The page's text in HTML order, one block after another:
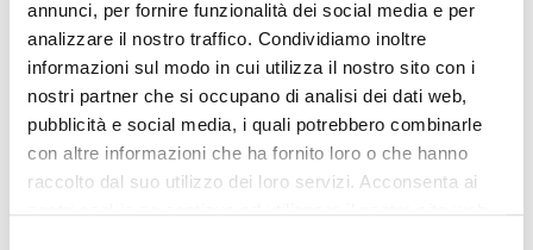
annunci, per fornire funzionalità dei social media e per
analizzare il nostro traffico. Condividiamo inoltre
informazioni sul modo in cui utilizza il nostro sito con i
nostri partner che si occupano di analisi dei dati web,
pubblicità e social media, i quali potrebbero combinarle
con altre informazioni che ha fornito loro o che hanno
raccolto dal suo utilizzo dei loro servizi. Acconsenta ai
ASUGI INFORMA
Malattie della pelle, ASUGI
introduce la “biopsia
virtuale”: esami più [...]
26 Maggio 2026
ASUGI INFORMA
Invalidità civile, dal 1° giugno
cambia tutto per gli over 70:
tornano le [...]
25 Maggio 2026